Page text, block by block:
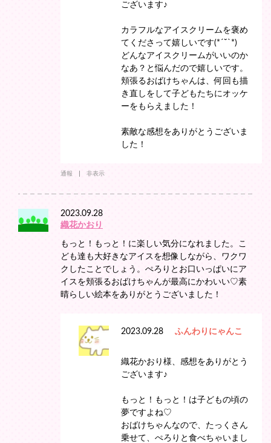
ございます♪
カラフルなアイスクリームを褒め
てくださって嬉しいです(*´˘`*)
どんなアイスクリームがいいのか
なあ？と悩んだので嬉しいです。
頬張るおばけちゃんは、何回も描
き直しをして子どもたちにオッケ
ーをもらえました！
素敵な感想をありがとうございま
した！
通報 非表示
2023.09.28
織花かおり
もっと！もっと！に楽しい気分になれました。こ
ども達も大好きなアイスを想像しながら、ワクワ
クしたことでしょう。ぺろりとお口いっぱいにア
イスを頬張るおばけちゃんが最高にかわいい♡素
晴らしい絵本をありがとうございました！
2023.09.28 ふんわりにゃんこ
織花かおり様、感想をありがとう
ございます♪
もっと！もっと！は子どもの頃の
夢ですよね♡
おばけちゃんなので、たっくさん
乗せて、ぺろりと食べちゃいまし